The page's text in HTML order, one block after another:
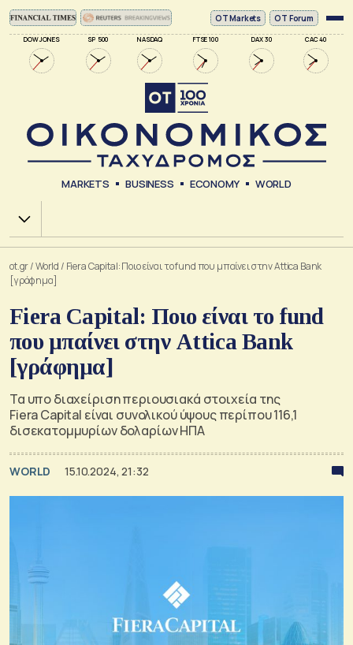
DOW JONES SP 500 NASDAQ FTSE 100 DAX 30 CAC 40
ΟΤ Markets OT Forum
MARKETS BUSINESS ECONOMY WORLD
Χ.Α.
ot.gr/World / Fiera Capital: Ποιο είναι το fund που μπαίνει στην Attica Bank
[γράφημα]
Fiera Capital: Ποιο είναι το fund
που μπαίνει στην Attica Bank
[γράφημα]
Τα υπο διαχείριση περιουσιακά στοιχεία της
Fiera Capital είναι συνολικού ύψους περίπου 116,1
δισεκατομμυρίων δολαρίων ΗΠΑ
WORLD 15.10.2024, 21:32